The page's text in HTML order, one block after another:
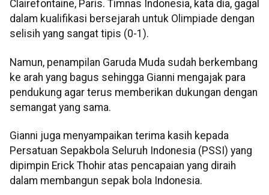
Clairefontaine, Paris. Timnas Indonesia, kata dia, gagal
dalam kualifikasi bersejarah untuk Olimpiade dengan
selisih yang sangat tipis (0-1).
Namun, penampilan Garuda Muda sudah berkembang
ke arah yang bagus sehingga Gianni mengajak para
pendukung agar terus memberikan dukungan dengan
semangat yang sama.
Gianni juga menyampaikan terima kasih kepada
Persatuan Sepakbola Seluruh Indonesia (PSSI) yang
dipimpin Erick Thohir atas pencapaian yang diraih
dalam membangun sepak bola Indonesia.